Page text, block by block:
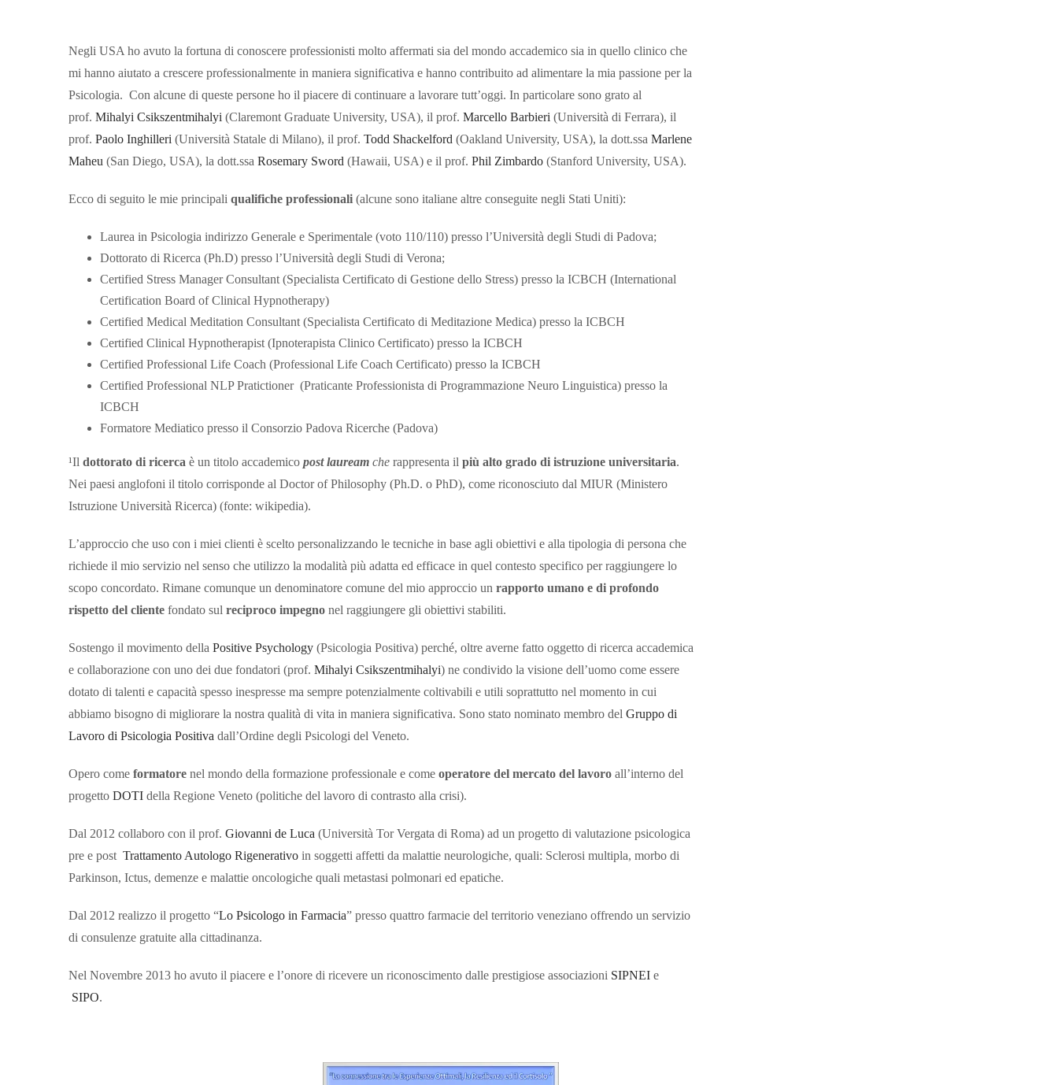
Negli USA ho avuto la fortuna di conoscere professionisti molto affermati sia del mondo accademico sia in quello clinico che
mi hanno aiutato a crescere professionalmente in maniera significativa e hanno contribuito ad alimentare la mia passione per la
Psicologia. Con alcune di queste persone ho il piacere di continuare a lavorare tutt’oggi. In particolare sono grato al
prof. Mihalyi Csikszentmihalyi (Claremont Graduate University, USA), il prof. Marcello Barbieri (Università di Ferrara), il
prof. Paolo Inghilleri (Università Statale di Milano), il prof. Todd Shackelford (Oakland University, USA), la dott.ssa Marlene
Maheu (San Diego, USA), la dott.ssa Rosemary Sword (Hawaii, USA) e il prof. Phil Zimbardo (Stanford University, USA).
Ecco di seguito le mie principali qualifiche professionali (alcune sono italiane altre conseguite negli Stati Uniti):
Laurea in Psicologia indirizzo Generale e Sperimentale (voto 110/110) presso l’Università degli Studi di Padova;
Dottorato di Ricerca (Ph.D) presso l’Università degli Studi di Verona;
Certified Stress Manager Consultant (Specialista Certificato di Gestione dello Stress) presso la ICBCH (International
Certification Board of Clinical Hypnotherapy)
Certified Medical Meditation Consultant (Specialista Certificato di Meditazione Medica) presso la ICBCH
Certified Clinical Hypnotherapist (Ipnoterapista Clinico Certificato) presso la ICBCH
Certified Professional Life Coach (Professional Life Coach Certificato) presso la ICBCH
Certified Professional NLP Pratictioner (Praticante Professionista di Programmazione Neuro Linguistica) presso la
ICBCH
Formatore Mediatico presso il Consorzio Padova Ricerche (Padova)
¹Il dottorato di ricerca è un titolo accademico post lauream che rappresenta il più alto grado di istruzione universitaria.
Nei paesi anglofoni il titolo corrisponde al Doctor of Philosophy (Ph.D. o PhD), come riconosciuto dal MIUR (Ministero
Istruzione Università Ricerca) (fonte: wikipedia).
L’approccio che uso con i miei clienti è scelto personalizzando le tecniche in base agli obiettivi e alla tipologia di persona che
richiede il mio servizio nel senso che utilizzo la modalità più adatta ed efficace in quel contesto specifico per raggiungere lo
scopo concordato. Rimane comunque un denominatore comune del mio approccio un rapporto umano e di profondo
rispetto del cliente fondato sul reciproco impegno nel raggiungere gli obiettivi stabiliti.
Sostengo il movimento della Positive Psychology (Psicologia Positiva) perché, oltre averne fatto oggetto di ricerca accademica
e collaborazione con uno dei due fondatori (prof. Mihalyi Csikszentmihalyi) ne condivido la visione dell’uomo come essere
dotato di talenti e capacità spesso inespresse ma sempre potenzialmente coltivabili e utili soprattutto nel momento in cui
abbiamo bisogno di migliorare la nostra qualità di vita in maniera significativa. Sono stato nominato membro del Gruppo di
Lavoro di Psicologia Positiva dall’Ordine degli Psicologi del Veneto.
Opero come formatore nel mondo della formazione professionale e come operatore del mercato del lavoro all’interno del
progetto DOTI della Regione Veneto (politiche del lavoro di contrasto alla crisi).
Dal 2012 collaboro con il prof. Giovanni de Luca (Università Tor Vergata di Roma) ad un progetto di valutazione psicologica
pre e post Trattamento Autologo Rigenerativo in soggetti affetti da malattie neurologiche, quali: Sclerosi multipla, morbo di
Parkinson, Ictus, demenze e malattie oncologiche quali metastasi polmonari ed epatiche.
Dal 2012 realizzo il progetto “Lo Psicologo in Farmacia” presso quattro farmacie del territorio veneziano offrendo un servizio
di consulenze gratuite alla cittadinanza.
Nel Novembre 2013 ho avuto il piacere e l’onore di ricevere un riconoscimento dalle prestigiose associazioni SIPNEI e
SIPO.